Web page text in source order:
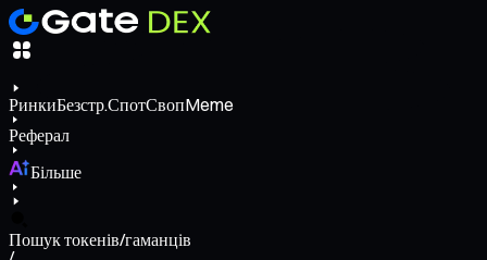
РинкиБезстр.СпотСвопMeme
Реферал
Більше
Пошук токенів/гаманців